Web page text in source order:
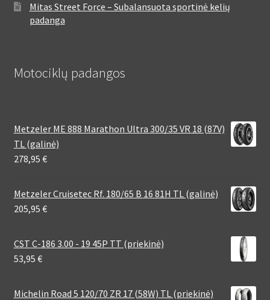
Mitas Street Force – Subalansuota sportinė kelių
padanga
Motociklų padangos
Metzeler ME 888 Marathon Ultra 300/35 VR 18 (87V)
TL (galinė)
278,95 €
Metzeler Cruisetec Rf. 180/65 B 16 81H TL (galinė)
205,95 €
CST C-186 3.00 - 19 45P TT (priekinė)
53,95 €
Michelin Road 5 120/70 ZR 17 (58W) TL (priekinė)